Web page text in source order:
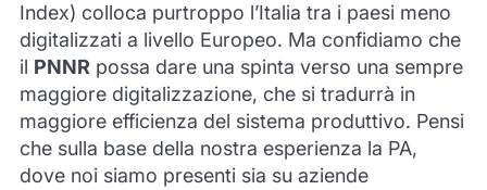
Index) colloca purtroppo l’Italia tra i paesi meno
digitalizzati a livello Europeo. Ma confidiamo che
il PNNR possa dare una spinta verso una sempre
maggiore digitalizzazione, che si tradurrà in
maggiore efficienza del sistema produttivo. Pensi
che sulla base della nostra esperienza la PA,
dove noi siamo presenti sia su aziende